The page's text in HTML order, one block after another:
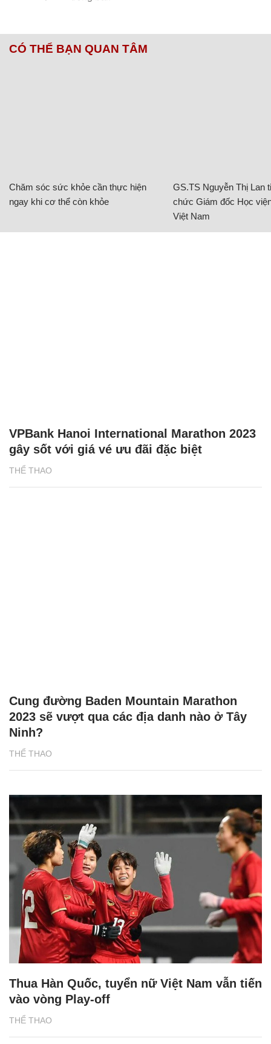
CÓ THỂ BẠN QUAN TÂM
Chăm sóc sức khỏe cần thực hiện
ngay khi cơ thể còn khỏe
GS.TS Nguyễn Thị Lan
chức Giám đốc Học
Việt Nam
THỂ THAO
VPBank Hanoi International Marathon 2023
gây sốt với giá vé ưu đãi đặc biệt
THỂ THAO
Cung đường Baden Mountain Marathon
2023 sẽ vượt qua các địa danh nào ở Tây
Ninh?
THỂ THAO
Thua Hàn Quốc, tuyển nữ Việt Nam vẫn tiến
vào vòng Play-off